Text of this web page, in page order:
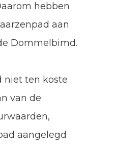
hebben
aan
Dommelbimd.
niet ten koste
van de
aangelegd